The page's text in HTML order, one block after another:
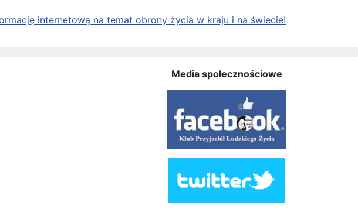
internetową na temat obrony życia w kraju i na świecie!
Media społecznościowe